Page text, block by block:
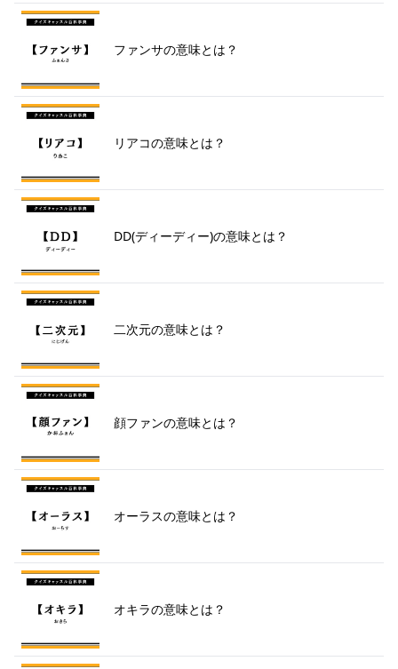
ファンサの意味とは？
リアコの意味とは？
DD(ディーディー)の意味とは？
二次元の意味とは？
顔ファンの意味とは？
オーラスの意味とは？
オキラの意味とは？